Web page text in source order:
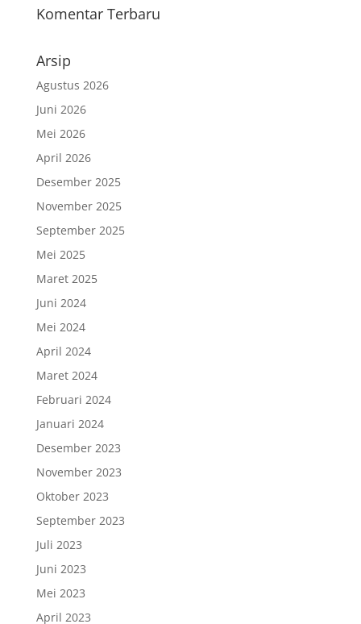
Komentar Terbaru
Arsip
Agustus 2026
Juni 2026
Mei 2026
April 2026
Desember 2025
November 2025
September 2025
Mei 2025
Maret 2025
Juni 2024
Mei 2024
April 2024
Maret 2024
Februari 2024
Januari 2024
Desember 2023
November 2023
Oktober 2023
September 2023
Juli 2023
Juni 2023
Mei 2023
April 2023